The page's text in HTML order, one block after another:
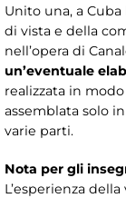
Unito una, a Cuba
di vista e della
nell’opera di
un’eventuale
realizzata in
assemblata solo
varie parti.
Nota per gli
L’esperienza